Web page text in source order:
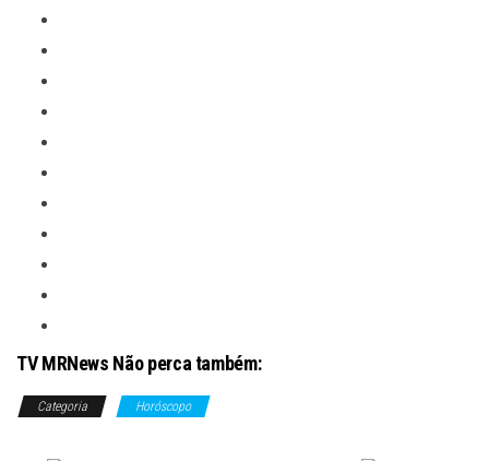
TV MRNews Não perca também:
Categoria Horóscopo